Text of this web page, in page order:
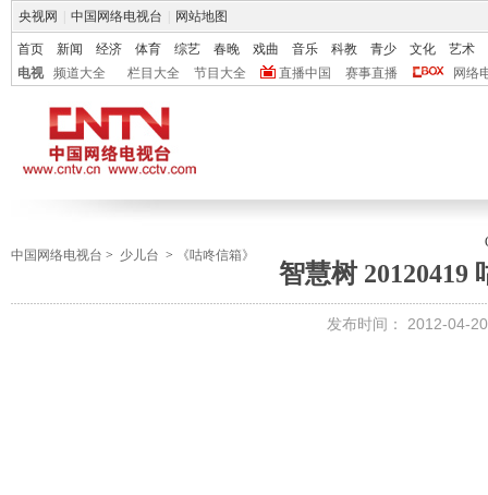
央视网 中国网络电视台 网站地图
首页 新闻 经济 体育 综艺 春晚 戏曲 音乐 科教 青少 文化
艺术
电视
频道大全 栏目大全 节目大全 直播中国 赛事直播 网络
中国网络电视台 > 少儿台 > 《咕咚信箱》
智慧树 20120419
发布时间： 2012-04-